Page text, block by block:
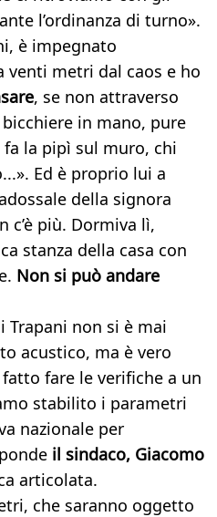
l’ordinanza di turno».
è impegnato
venti metri dal caos e ho
, se non attraverso
in mano, pure
fa la pipì sul muro, chi
Ed è proprio lui a
della signora
c’è più. Dormiva lì,
stanza della casa con
Non si può andare
Trapani non si è mai
acustico, ma è vero
fare le verifiche a un
stabilito i parametri
nazionale per
il sindaco, Giacomo
articolata.
che saranno oggetto